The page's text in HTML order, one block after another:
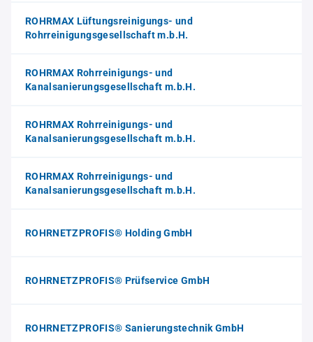
ROHRMAX Lüftungsreinigungs- und
Rohrreinigungsgesellschaft m.b.H.
ROHRMAX Rohrreinigungs- und
Kanalsanierungsgesellschaft m.b.H.
ROHRMAX Rohrreinigungs- und
Kanalsanierungsgesellschaft m.b.H.
ROHRMAX Rohrreinigungs- und
Kanalsanierungsgesellschaft m.b.H.
ROHRNETZPROFIS® Holding GmbH
ROHRNETZPROFIS® Prüfservice GmbH
ROHRNETZPROFIS® Sanierungstechnik GmbH